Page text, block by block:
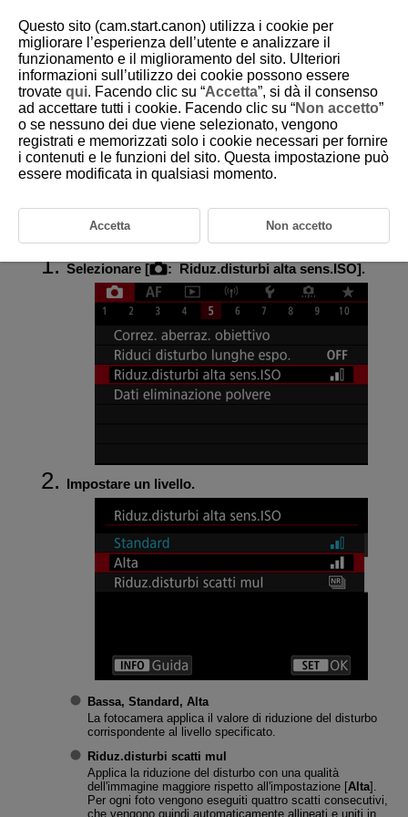
D180-079
Riduzione del disturbo dovuto a
valori ISO elevati
È possibile ridurre il disturbo dell'immagine generato. Questa funzione è
scatti a sensibilità ISO ridotte, il disturbo nelle aree più scure (zone
d'ombra) può essere ulteriormente ridotto.
Selezionare [ : Riduz.disturbi alta sens.ISO].
Impostare un livello.
Bassa, Standard, Alta
La fotocamera applica il valore di riduzione del disturbo
corrispondente al livello specificato.
Riduz.disturbi scatti mul
Applica la riduzione del disturbo con una qualità
dell'immagine maggiore rispetto all'impostazione [Alta].
Per ogni foto vengono eseguiti quattro scatti consecutivi,
che vengono quindi automaticamente allineati e uniti in
Questo sito (cam.start.canon) utilizza i cookie per
migliorare l’esperienza dell’utente e analizzare il
funzionamento e il miglioramento del sito. Ulteriori
informazioni sull’utilizzo dei cookie possono essere
trovate qui. Facendo clic su “Accetta”, si dà il consenso
ad accettare tutti i cookie. Facendo clic su “Non accetto”
o se nessuno dei due viene selezionato, vengono
registrati e memorizzati solo i cookie necessari per fornire
i contenuti e le funzioni del sito. Questa impostazione può
essere modificata in qualsiasi momento.
Accetta Non accetto